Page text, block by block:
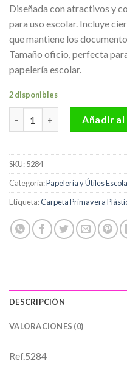
Diseñada con atractivos y
para uso escolar. Incluye
que mantiene los
Tamaño oficio, perfecta
papelería escolar.
2 disponibles
Añadir
SKU:5284
Categoría:Papelería y Útiles
Etiqueta:Carpeta Primavera
DESCRIPCIÓN
VALORACIONES (0)
Ref.5284